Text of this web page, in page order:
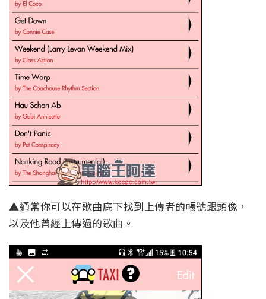
▲通常你可以在歌曲底下找到上傳者的帳號跟頭像，
以及他曾經上傳過的歌曲。